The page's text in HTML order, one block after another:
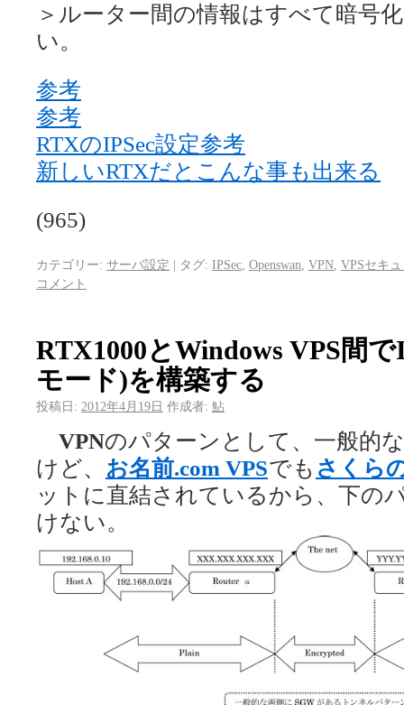
＞ルーター間の情報はすべて暗号
い。
参考
参考
RTXのIPSec設定参考
新しいRTXだとこんな事も出来る
(965)
カテゴリー: サーバ設定 | タグ: IPSec Openswan VPN VPSセキ
コメント
RTX1000とWindows VPS間
モード)を構築する
投稿日: 2012年4月19日 作成者: 鮎
VPNのパターンとして、一般的
けど、 お名前.com VPSでも さくら
ットに直結されているから、下の
けない。